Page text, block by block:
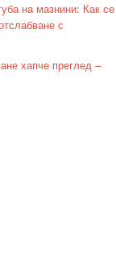
на мазнини: Как се
с
хапче преглед –